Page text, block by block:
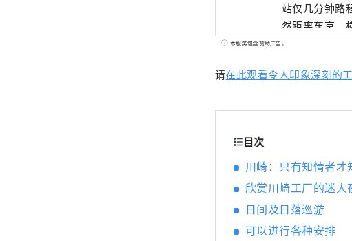
站仅几分钟路
然距离东京、
大名店的购物
东海道五十三
本民居博物馆
这里变成一个
景”。 ◇生田绿地 虽然它位于距离东京仅几分钟路程的城市，但却拥有壮观的自然风
光，包括成排
居，可以体验
馆。春天还可以欣赏樱花。 ◇川崎市藤子·F·
本服务包含赞助广告。
请在此观看令人印象深刻的
目次
川崎：只有知情者才
欣赏川崎工厂的迷人
日间及日落巡游
可以进行各种安排